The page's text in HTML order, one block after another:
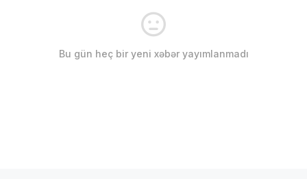
Bu gün heç bir yeni xəbər yayımlanmadı